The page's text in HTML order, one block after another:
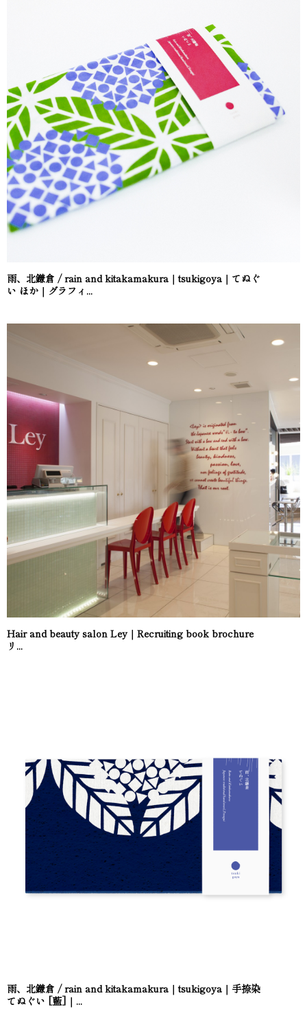
雨、北鎌倉 / rain and kitakamakura｜tsukigoya｜てぬぐ
い ほか｜グラフィ...
Hair and beauty salon Ley｜Recruiting book brochure
リ...
雨、北鎌倉 / rain and kitakamakura｜tsukigoya｜手捺染
てぬぐい [藍]｜...